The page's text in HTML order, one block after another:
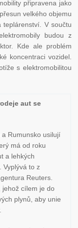
připravena jako
velkého objemu
teplárenství. V součtu
budou z
Kde ale problém
koncentraci vozidel.
s elektromobilitou
aut se
Rumunsko usilují
má od roku
a lehkých
Vyplývá to z
Reuters.
jehož cílem je do
plynů, aby unie